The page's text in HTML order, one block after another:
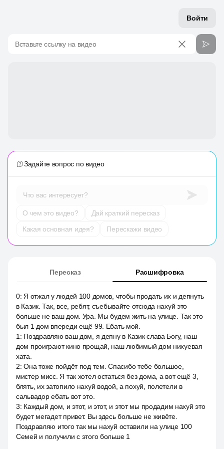
Войти
Вставьте ссылку на видео
Задайте вопрос по видео
Что вас интересует?
О чем это видео?
Дай краткий пересказ
Какая основная идея?
Перескажи видео
Пересказ Расшифровка
0: Я отжал у людей 100 домов, чтобы продать их и депнуть
в Казик. Так, все, ребят, съебывайте отсюда нахуй это
больше не ваш дом. Ура. Мы будем жить на улице. Так это
был 1 дом впереди ещё 99. Ебать мой.
1 : Поздравляю ваш дом, я депну в Казик слава Богу, наш
дом проиграют кино прощай, наш любимый дом нихуевая
хата.
2:Она тоже пойдёт под тем. Спасибо тебе большое,
мистер мисс. Я так хотел остаться без дома, а вот ещё 3,
блять, их затопило нахуй водой, а похуй, полетели в
сальвадор ебать вот это.
3: Каждый дом, и этот, и этот, и этот мы продадим нахуй это
будет мегадет привет. Вы здесь больше не живёте.
Поздравляю итого так мы нахуй оставили на улице 100
Семей и получили с этого больше 1